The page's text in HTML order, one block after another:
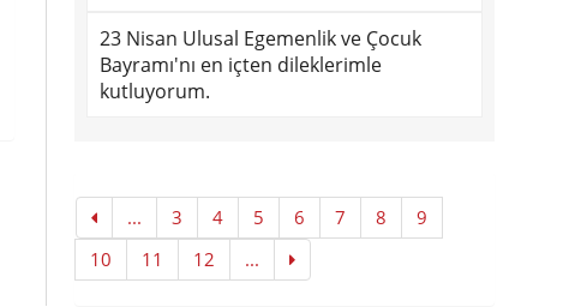
23 Nisan Ulusal Egemenlik ve Çocuk
Bayramı'nı en içten dileklerimle
kutluyorum.
... 3 4 5 6 7 8
9
10
11 12 ...